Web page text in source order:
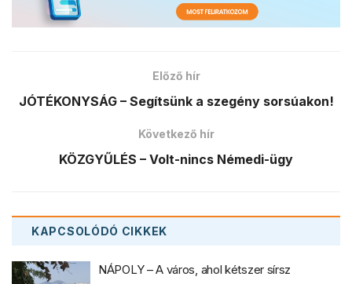
Előző hír
JÓTÉKONYSÁG – Segítsünk a szegény sorsúakon!
Következő hír
KÖZGYŰLÉS – Volt-nincs Némedi-ügy
KAPCSOLÓDÓ CIKKEK
NÁPOLY – A város, ahol kétszer sírsz